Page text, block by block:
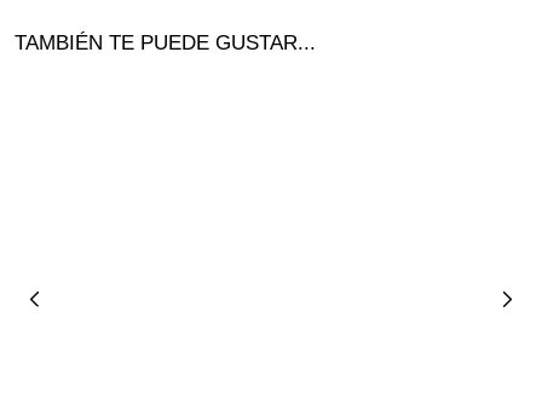
TAMBIÉN TE PUEDE GUSTAR...